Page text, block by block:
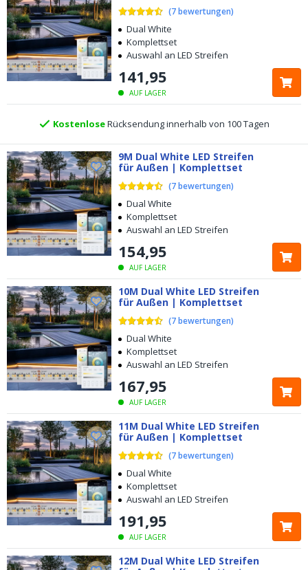
(7bewertungen)
AUF LAGER
141,95
Dual White
Komplettset
Auswahl an LED Streifen
KostenloserVersand ab € 49,-
Heute bestellt, amselben Tag verschickt
5 Jahre Garantie
KostenloserVersand ab € 49,-
Heute bestellt, am selben Tag verschickt
9M Dual White LED Streifen
für Außen | Komplettset
(7bewertungen)
AUF LAGER
154,95
Dual White
Komplettset
Auswahl an LED Streifen
10M Dual White LED Streifen
für Außen | Komplettset
(7bewertungen)
AUF LAGER
167,95
Dual White
Komplettset
Auswahl an LED Streifen
11M Dual White LED Streifen
für Außen | Komplettset
(7bewertungen)
AUF LAGER
191,95
Dual White
Komplettset
Auswahl an LED Streifen
12M Dual White LED Streifen